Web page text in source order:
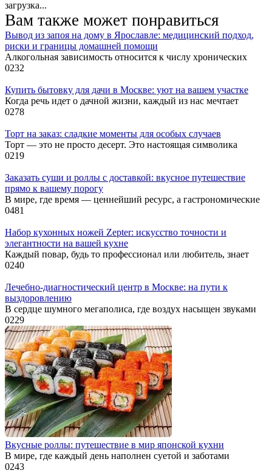
загрузка...
Вам также может понравиться
Вывод из запоя на дому в Ярославле: медицинский подход,
риски и границы домашней помощи
Алкогольная зависимость относится к числу хронических
0232
Купить бытовку для дачи в Москве: уют на вашем участке
Когда речь идет о дачной жизни, каждый из нас мечтает
0278
Торт на заказ: сладкие моменты для особых случаев
Торт — это не просто десерт. Это настоящая символика
0219
Заказать суши и роллы с доставкой: вкусное путешествие
прямо к вашему порогу
В мире, где время — ценнейший ресурс, а гастрономические
0481
Набор кухонных ножей Zepter: искусство точности и
элегантности на вашей кухне
Каждый повар, будь то профессионал или любитель, знает
0240
Лечебно-диагностический центр в Москве: на пути к
выздоровлению
В сердце шумного мегаполиса, где воздух насыщен звуками
0229
Вкусные роллы: путешествие в мир японской кухни
В мире, где каждый день наполнен суетой и заботами
0243